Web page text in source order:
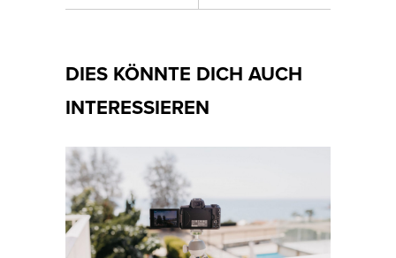
DIES KÖNNTE DICH AUCH
INTERESSIEREN